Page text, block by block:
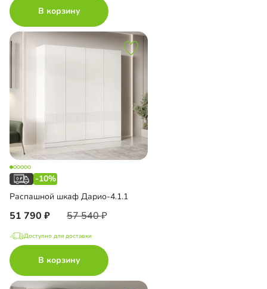
В корзину
-10%
Распашной шкаф Дарио-4.1.1
51 790 57 540
Доступно для доставки
В корзину